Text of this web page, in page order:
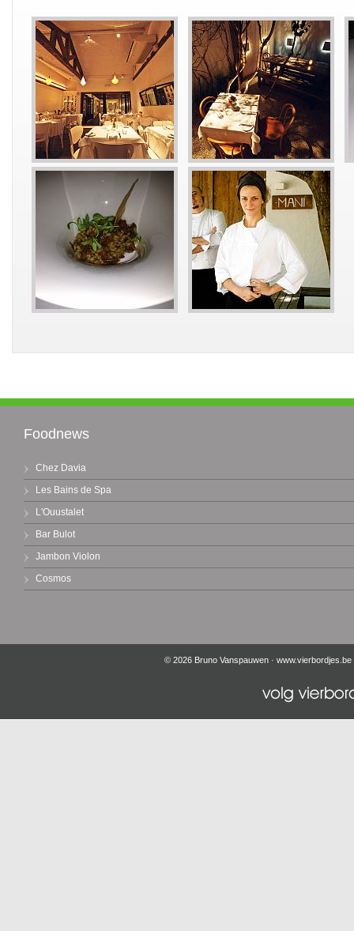
Foodnews
Chez Davia
Les Bains de Spa
L'Ouustalet
Bar Bulot
Jambon Violon
Cosmos
© 2026 Bruno Vanspauwen · www.vierbordjes.be